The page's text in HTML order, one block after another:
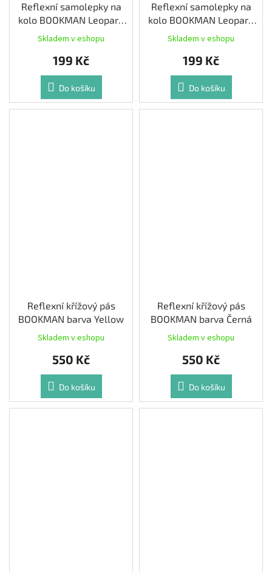
Reflexní samolepky na
kolo BOOKMAN Leopard
barva Žlutá
Skladem v eshopu
199 Kč
Do košíku
Reflexní samolepky na
kolo BOOKMAN Leopard
barva Bílá
Skladem v eshopu
199 Kč
Do košíku
Reflexní křížový pás
BOOKMAN barva Yellow
Skladem v eshopu
550 Kč
Do košíku
Reflexní křížový pás
BOOKMAN barva Černá
Skladem v eshopu
550 Kč
Do košíku